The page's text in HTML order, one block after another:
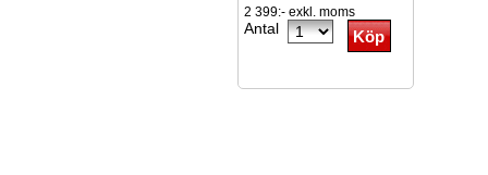
2 399:- exkl. moms
Antal